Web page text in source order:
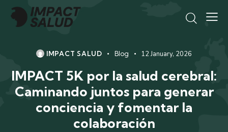
IMPACT SALUD Blog 12 January, 2026
IMPACT 5K por la salud cerebral:
Caminando juntos para generar
conciencia y fomentar la
colaboración